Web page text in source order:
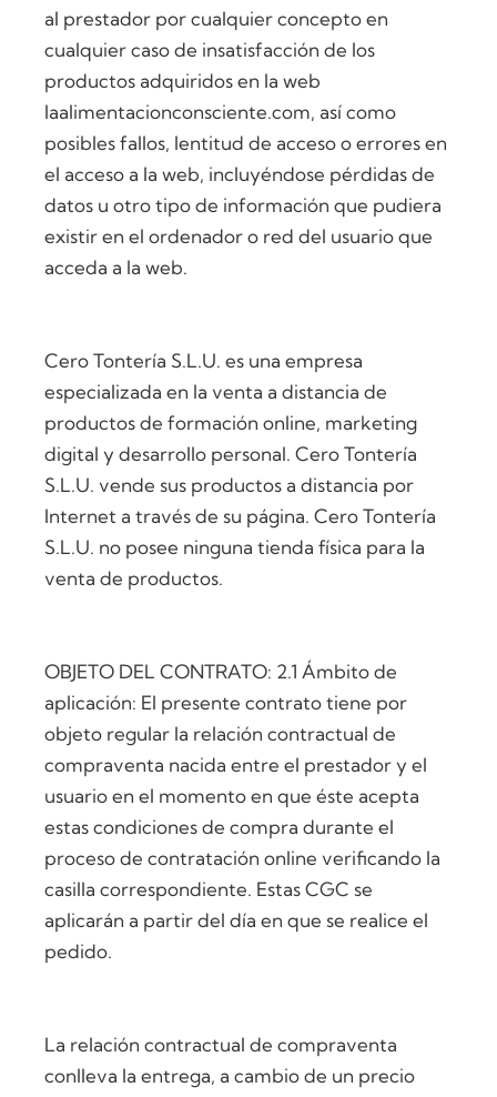
al prestador por cualquier concepto en
cualquier caso de insatisfacción de los
productos adquiridos en la web
laalimentacionconsciente.com, así como
posibles fallos, lentitud de acceso o errores en
el acceso a la web, incluyéndose pérdidas de
datos u otro tipo de información que pudiera
existir en el ordenador o red del usuario que
acceda a la web.
Cero Tontería S.L.U. es una empresa
especializada en la venta a distancia de
productos de formación online, marketing
digital y desarrollo personal. Cero Tontería
S.L.U. vende sus productos a distancia por
Internet a través de su página. Cero Tontería
S.L.U. no posee ninguna tienda física para la
venta de productos.
OBJETO DEL CONTRATO: 2.1 Ámbito de
aplicación: El presente contrato tiene por
objeto regular la relación contractual de
compraventa nacida entre el prestador y el
usuario en el momento en que éste acepta
estas condiciones de compra durante el
proceso de contratación online verificando la
casilla correspondiente. Estas CGC se
aplicarán a partir del día en que se realice el
pedido.
La relación contractual de compraventa
conlleva la entrega, a cambio de un precio